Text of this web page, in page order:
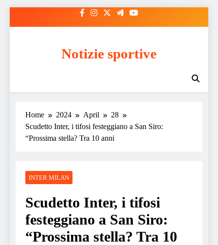
Notizie sportive
Home 2024 April
28
Scudetto Inter, i tifosi festeggiano a San Siro:
“Prossima stella? Tra 10 anni
INTER MILAN
Scudetto Inter, i tifosi
festeggiano a San Siro:
“Prossima stella? Tra 10